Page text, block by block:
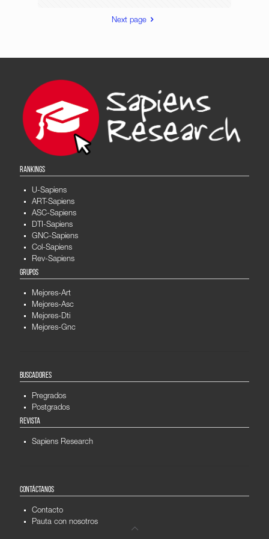
Next page
RANKINGS
U-Sapiens
ART-Sapiens
ASC-Sapiens
DTI-Sapiens
GNC-Sapiens
Col-Sapiens
Rev-Sapiens
GRUPOS
Mejores-Art
Mejores-Asc
Mejores-Dti
Mejores-Gnc
BUSCADORES
Pregrados
Postgrados
REVISTA
Sapiens Research
CONTÁCTANOS
Contacto
Pauta con nosotros